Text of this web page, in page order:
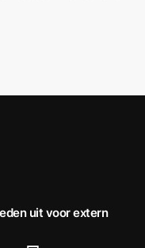
uit voor extern